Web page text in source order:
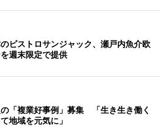
ビストロサンジャック、瀬戸内魚介欧
週末限定で提供
「複業好事例」募集 「生き生き働く
地域を元気に」